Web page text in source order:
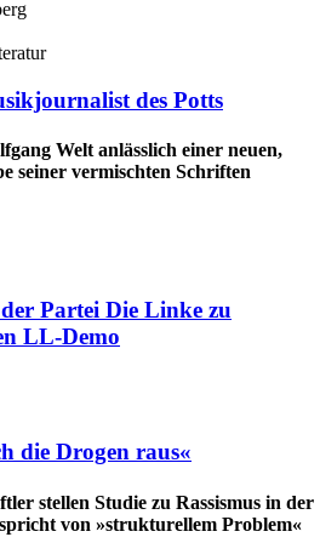
des Potts
Welt anlässlich einer neuen,
seiner vermischten Schriften
der Partei Die Linke zu
LL-Demo
die Drogen raus«
stellen Studie zu Rassismus in der
von »strukturellem Problem«